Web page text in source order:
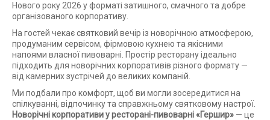
Нового року 2026 у форматі затишного, смачного та добре
організованого корпоративу.
На гостей чекає святковий вечір із новорічною атмосферою,
продуманим сервісом, фірмовою кухнею та якісними
напоями власної пивоварні. Простір ресторану ідеально
підходить для новорічних корпоративів різного формату —
від камерних зустрічей до великих компаній.
Ми подбали про комфорт, щоб ви могли зосередитися на
спілкуванні, відпочинку та справжньому святковому настрої.
Новорічні корпоративи у ресторані-пивоварні «Гершир» — це